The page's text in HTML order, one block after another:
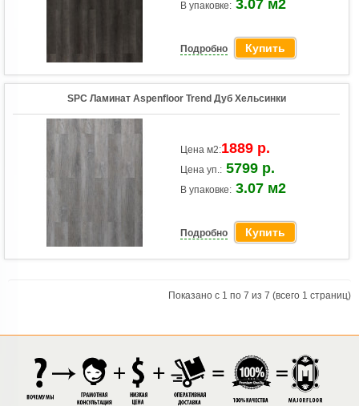
В упаковке: 3.07 м2
Подробно Купить
SPC Ламинат Aspenfloor Trend Дуб Хельсинки
Цена м2:1889 р.
Цена уп.: 5799 р.
В упаковке: 3.07 м2
Подробно Купить
Показано с 1 по 7 из 7 (всего 1 страниц)